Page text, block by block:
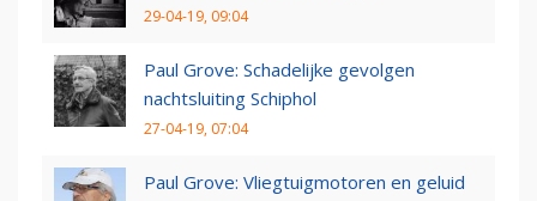
29-04-19, 09:04
Paul Grove: Schadelijke gevolgen
nachtsluiting Schiphol
27-04-19, 07:04
Paul Grove: Vliegtuigmotoren en geluid